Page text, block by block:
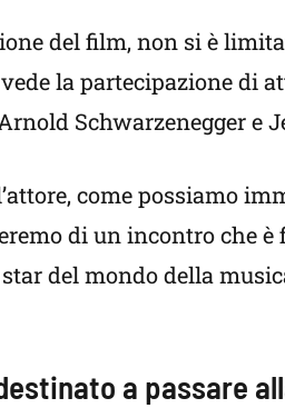
del film, non si è
la partecipazione di
Schwarzenegger e
come possiamo
di un incontro che è
del mondo della
a passare